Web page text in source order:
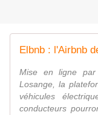
Mise en ligne
Losange, la
véhicules
conducteurs